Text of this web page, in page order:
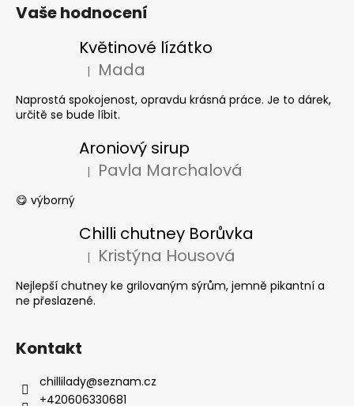
Vaše hodnocení
Květinové lízátko
Hodnocení produktu je 5 z 5 hvězdiček.
| Mada
Naprostá spokojenost, opravdu krásná práce. Je to dárek,
určitě se bude líbit.
Aroniový sirup
Hodnocení produktu je 5 z 5 hvězdiček.
| Pavla Marchalová
😋 výborný
Chilli chutney Borůvka
Hodnocení produktu je 5 z 5 hvězdiček.
| Kristýna Housová
Nejlepší chutney ke grilovaným sýrům, jemně pikantní a
ne přeslazené.
Kontakt
chillilady@seznam.cz
+420606330681